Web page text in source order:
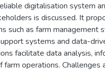
digitalisation system
is discussed. It
such as farm management
systems and data-
facilitate data analysis,
farm operations. Challenges